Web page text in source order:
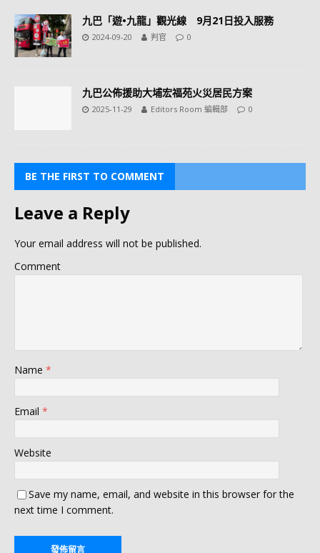
九巴「遊•九龍」觀光線 9月21日投入服務
2024-09-20 判官 0
九巴公佈援助大埔宏福苑火災居民方案
2025-11-29 Editors Room 編輯部 0
BE THE FIRST TO COMMENT
Leave a Reply
Your email address will not be published.
Comment
Name *
Email *
Website
Save my name, email, and website in this browser for the
next time I comment.